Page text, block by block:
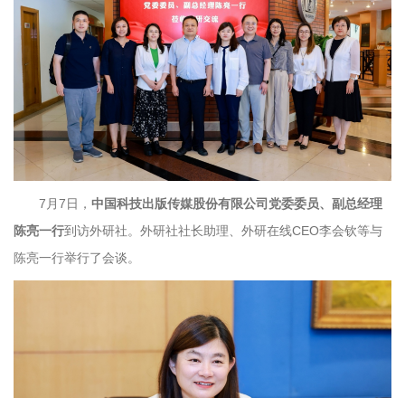
7月7日， 中国科技出版传媒股份有限公司党委委员、副总经理
陈亮一行到访外研社。外研社社长助理、外研在线CEO李会钦等与
陈亮一行举行了会谈。